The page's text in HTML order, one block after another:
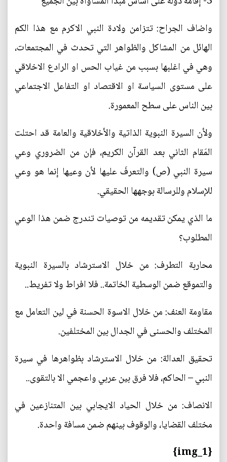
واضاف الجراح: تتزامن ولادة النبي الاكرم مع هذا الكم
الهائل من المشاكل والظواهر التي تحدث في المجتمعات،
وهي في اغلبها بسبب من غياب الحس او الرادع الاخلاقي
على مستوى السياسة او الاقتصاد او التفاعل الاجتماعي
بين الناس على سطح المعمورة.
ولأن السيرة النبوية الذاتية والأخلاقية والعامة قد احتلت
المَقام الثاني بعد القرآن الكريم، فإن من الضروري وعي
سيرة النبي (ص) والتعرفَ عليها لأن وعيها إنما هو وعي
للإسلام وللرسالة بوجهها الحقيقي.
ما الذي يمكن تقديمه من توصيات تندرج ضمن هذا الوعي
المطلوب؟
محاربة التطرف: من خلال الاسترشاد بالسيرة النبوية
والتموقع ضمن الوسطية الخاتمة.. فلا افراط ولا تفريط..
مقاومة العنف: من خلال الاسوة الحسنة في لين التعامل مع
المختلف والحسنى في الجدال بين المختلفين.
تحقيق العدالة: من خلال الاسترشاد بظواهرها في سيرة
النبي – الحاكم، فلا فرق بين عربي واعجمي الا بالتقوى..
الانصاف: من خلال الحياد الايجابي بين المتنازعين في
مختلف القضايا، والوقوف بينهم ضمن مسافة واحدة.
{img_1}